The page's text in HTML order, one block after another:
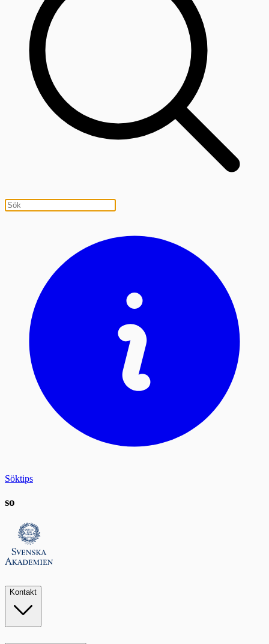
Söktips
so
Kontakt